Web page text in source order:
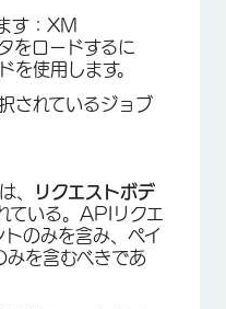
す：XM
ロードするに
を使用します。
されているジョブ
、
リクエストボデ
ている。APIリクエ
のみを含み、ペイ
みを含むべきであ